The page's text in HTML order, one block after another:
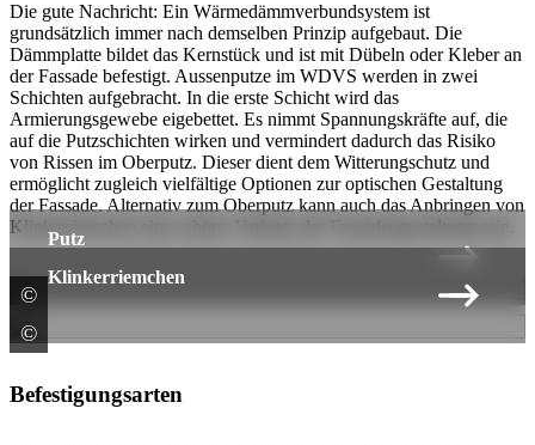
Die gute Nachricht: Ein Wärmedämmverbundsystem ist
grundsätzlich immer nach demselben Prinzip aufgebaut. Die
Dämmplatte bildet das Kernstück und ist mit Dübeln oder Kleber an
der Fassade befestigt. Aussenputze im WDVS werden in zwei
Schichten aufgebracht. In die erste Schicht wird das
Armierungsgewebe eigebettet. Es nimmt Spannungskräfte auf, die
auf die Putzschichten wirken und vermindert dadurch das Risiko
von Rissen im Oberputz. Dieser dient dem Witterungschutz und
ermöglicht zugleich vielfältige Optionen zur optischen Gestaltung
der Fassade. Alternativ zum Oberputz kann auch das Anbringen von
Klinkerriemchen eine schöne Variante der Fassadengestaltung sein.
©
Putz
©
Klinkerriemchen
Befestigungsarten